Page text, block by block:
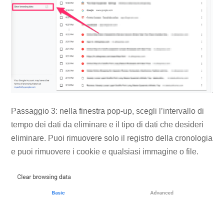
Passaggio 3: nella finestra pop-up, scegli l’intervallo di
tempo dei dati da eliminare e il tipo di dati che desideri
eliminare. Puoi rimuovere solo il registro della cronologia
e puoi rimuovere i cookie e qualsiasi immagine o file.